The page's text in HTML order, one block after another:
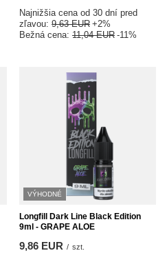
Najnižšia cena od 30 dní pred
zľavou: 9,63 EUR +2%
Bežná cena: 11,04 EUR -11%
VÝHODNÉ
Longfill Dark Line Black Edition
9ml - GRAPE ALOE
9,86 EUR / szt.